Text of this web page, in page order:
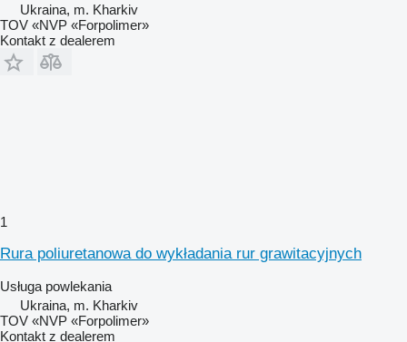
Ukraina, m. Kharkiv
TOV «NVP «Forpolimer»
Kontakt z dealerem
1
Rura poliuretanowa do wykładania rur grawitacyjnych
Usługa powlekania
Ukraina, m. Kharkiv
TOV «NVP «Forpolimer»
Kontakt z dealerem